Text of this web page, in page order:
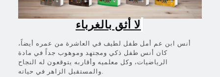
لا أثق بالغرباء
أنس ابن عم أمل طفل لطيف في العاشرة من عمره أيضاً،
كان أنس طفل ذكي ومجتهد وموهوب جداً في مادة
الرياضيات، وكل معلميه وأقاربه يتوقعون له النجاح
والمستقبل الزاهر في حياته.